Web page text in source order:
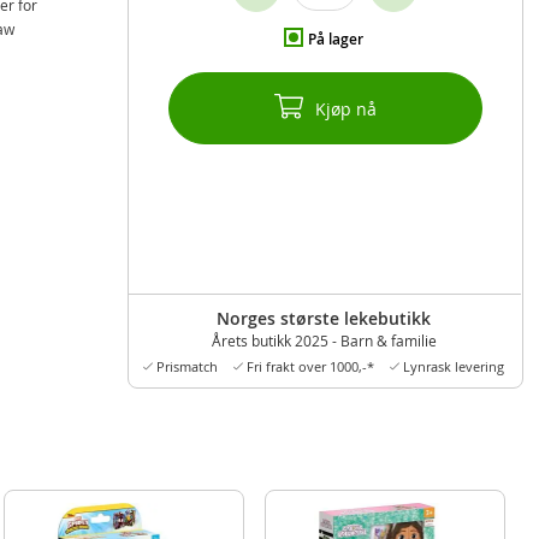
På lager
Kjøp nå
Norges største lekebutikk
Årets butikk 2025 - Barn & familie
Prismatch Fri frakt over 1000,-* Lynrask levering
for